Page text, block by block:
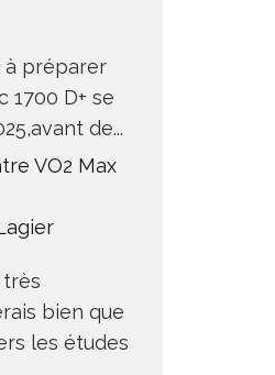
à préparer
1700 D+ se
de...
VO2 Max
très
bien que
les études